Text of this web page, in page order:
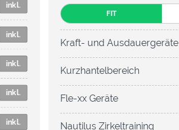
inkl.
inkl.
inkl.
inkl.
inkl.
FIT
Kraft- und Ausdauergeräte
Kurzhantelbereich
Fle-xx Geräte
Nautilus Zirkeltraining